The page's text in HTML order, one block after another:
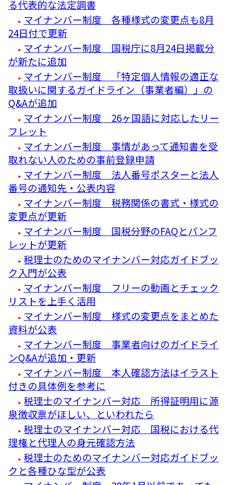
る代表的な法定調書
マイナンバー制度 各種様式の変更点も8月
24日付で更新
マイナンバー制度 国税庁に8月24日掲載分
が新たに追加
マイナンバー制度 「特定個人情報の適正な
取扱いに関するガイドライン（事業者編）」の
Q&Aが追加
マイナンバー制度 26ヶ国語に対応したリー
フレット
マイナンバー制度 事情があって通知書を受
取れない人のための事前登録申請
マイナンバー制度 法人番号ポスターと法人
番号の通知先・公表内容
マイナンバー制度 税務関係の書式・様式の
変更点が更新
マイナンバー制度 国税分野のFAQとパンフ
レットが更新
税理士のためのマイナンバー対応ガイドブッ
ク入門が公表
マイナンバー制度 フリーの動画とチェック
リストを上手く活用
マイナンバー制度 様式の変更点をまとめた
資料が公表
マイナンバー制度 事業者向けのガイドライ
ンQ&Aが追加・更新
マイナンバー制度 本人確認方法はイラスト
付きの具体例を参考に
税理士のマイナンバー対応 所得証明用に源
泉徴収票がほしい、といわれたら
税理士のマイナンバー対応 国税における代
理権と代理人の身元確認方法
税理士のためのマイナンバー対応ガイドブッ
クと各種ひな型が公表